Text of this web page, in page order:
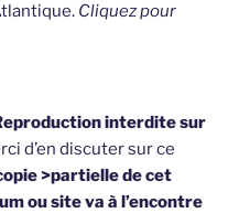
Cliquez pour
interdite sur
d’en discuter sur ce
>partielle de cet
ou site va à l’encontre